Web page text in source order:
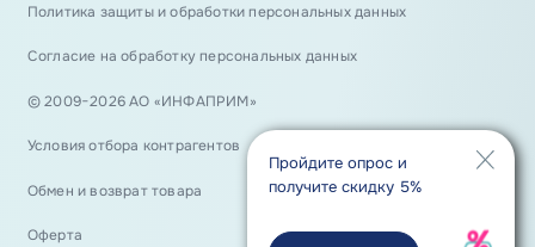
Пройдите опрос и
получите скидку 5%
Политика защиты и обработки персональных данных
Согласие на обработку персональных данных
© 2009−2026 АО «ИНФАПРИМ»
Условия отбора контрагентов
Обмен и возврат товара
Оферта